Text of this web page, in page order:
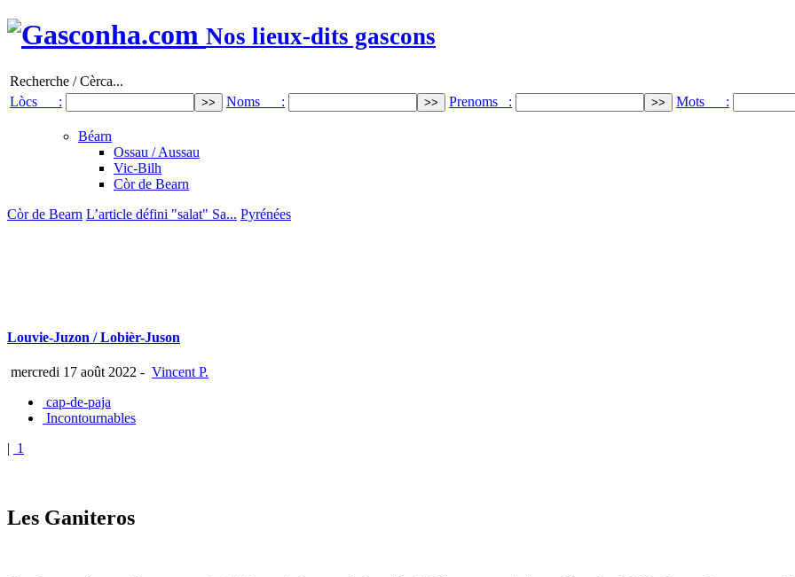
Nos lieux-dits gascons
Recherche / Cèrca...
Lòcs :
Noms : Prenoms : Mots :
Béarn
Ossau / Aussau
Vic-Bilh
Còr de Bearn
Còr de Bearn L’article défini "salat" Sa... Pyrénées
Louvie-Juzon / Lobièr-Juson
mercredi 17 août 2022 - Vincent P.
cap-de-paja
Incontournables
| 1
Les Ganiteros